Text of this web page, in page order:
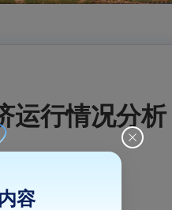
运行情况分析
容